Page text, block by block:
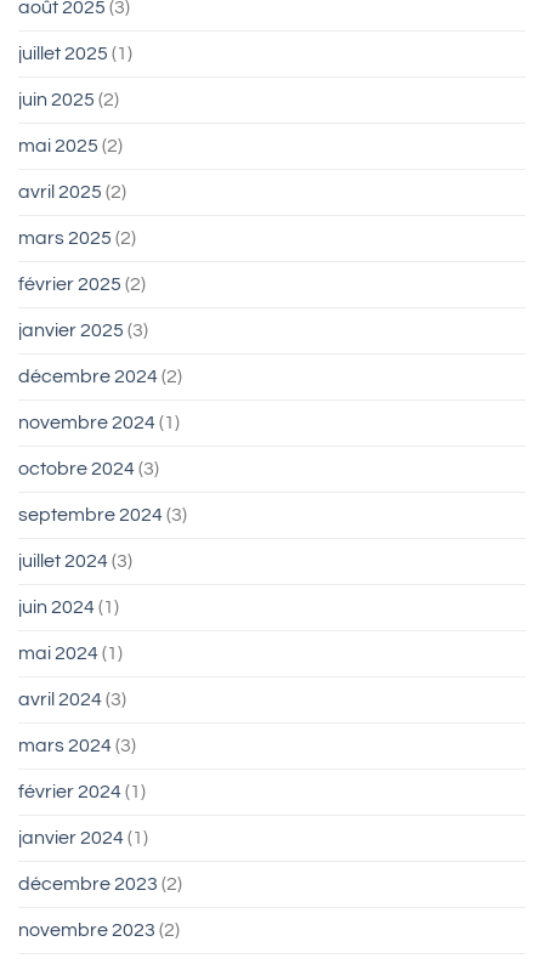
août 2025 (3)
juillet 2025 (1)
juin 2025 (2)
mai 2025 (2)
avril 2025 (2)
mars 2025 (2)
février 2025 (2)
janvier 2025 (3)
décembre 2024(2)
novembre 2024(1)
octobre 2024(3)
septembre 2024(3)
juillet 2024(3)
juin 2024(1)
mai 2024(1)
avril 2024(3)
mars 2024(3)
février 2024(1)
janvier 2024(1)
décembre 2023 (2)
novembre 2023 (2)